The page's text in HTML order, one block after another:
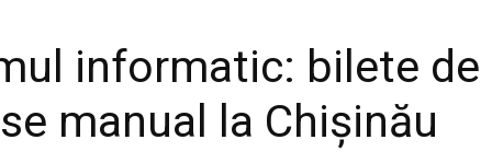
informatic: bilete de
manual la Chișinău